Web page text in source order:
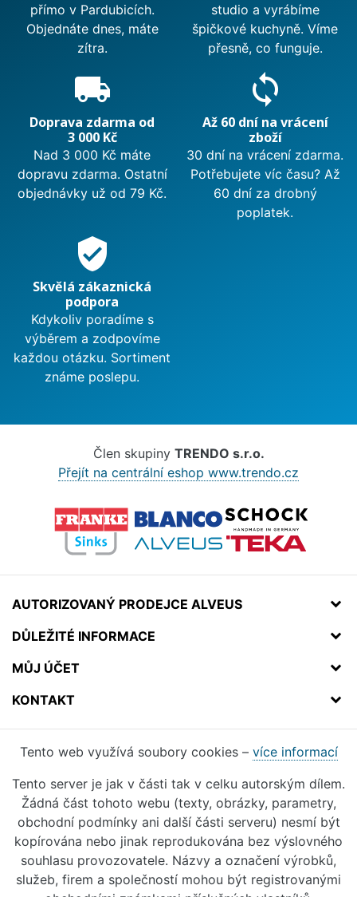
přímo v Pardubicích.
Objednáte dnes, máte
zítra.
studio a vyrábíme
špičkové kuchyně. Víme
přesně, co funguje.
local_shipping
Doprava zdarma od
3 000 Kč
Nad 3 000 Kč máte
dopravu zdarma. Ostatní
objednávky už od 79 Kč.
sync
Až 60 dní na vrácení
zboží
30 dní na vrácení zdarma.
Potřebujete víc času? Až
60 dní za drobný
poplatek.
verified_user
Skvělá zákaznická
podpora
Kdykoliv poradíme s
výběrem a zodpovíme
každou otázku. Sortiment
známe poslepu.
Člen skupiny TRENDO s.r.o.
Přejít na centrální eshop www.trendo.cz
AUTORIZOVANÝ PRODEJCE ALVEUS
DŮLEŽITÉ INFORMACE
MŮJ ÚČET
KONTAKT
Tento web využívá soubory cookies – více informací
Tento server je jak v části tak v celku autorským dílem.
Žádná část tohoto webu (texty, obrázky, parametry,
obchodní podmínky ani další části serveru) nesmí být
kopírována nebo jinak reprodukována bez výslovného
souhlasu provozovatele. Názvy a označení výrobků,
služeb, firem a společností mohou být registrovanými